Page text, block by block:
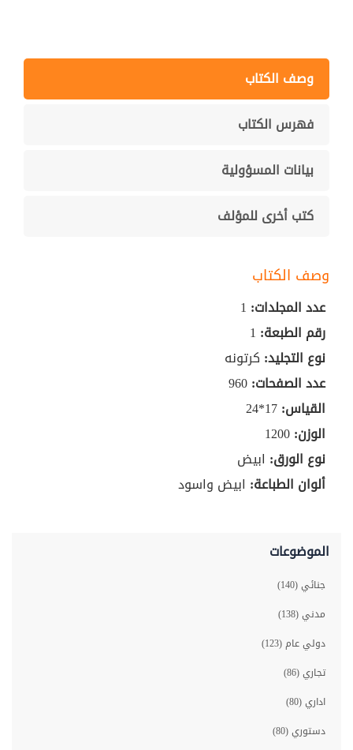
وصف الكتاب
فهرس الكتاب
بيانات المسؤولية
كتب أخرى للمؤلف
وصف الكتاب
عدد المجلدات: 1
رقم الطبعة: 1
نوع التجليد: كرتونه
عدد الصفحات:960
القياس:17*24
الوزن:1200
نوع الورق: ابيض
ألوان الطباعة: ابيض واسود
الموضوعات
جنائي (140)
مدني (138)
دولي عام (123)
تجاري (86)
اداري (80)
دستوري (80)